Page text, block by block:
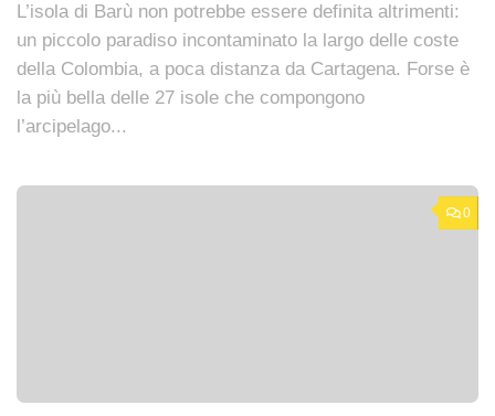
L’isola di Barù non potrebbe essere definita altrimenti:
un piccolo paradiso incontaminato la largo delle coste
della Colombia, a poca distanza da Cartagena. Forse è
la più bella delle 27 isole che compongono
l’arcipelago...
0